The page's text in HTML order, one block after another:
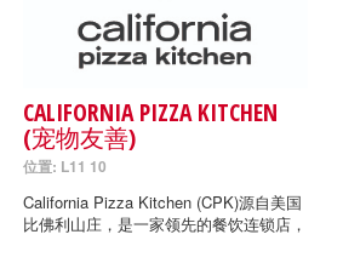
CALIFORNIA PIZZA KITCHEN
(宠物友善)
位置: L11 10
California Pizza Kitchen (CPK)源自美国
比佛利山庄，是一家领先的餐饮连锁店，